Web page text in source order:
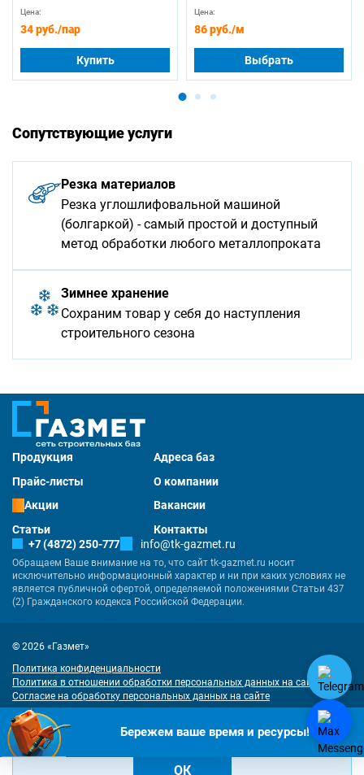
Цена:
34 руб./пар
Купить
Цена:
86 руб./м
Выбрать
Сопутствующие услуги
Резка материалов
Резка углошлифовальной машиной
(болгаркой) - самый простой и доступный
метод обработки любого металлопроката
Зимнее хранение
Сохраним товар у себя до наступления
строительного сезона
Продукция
Адреса баз
Прайс-листы
О компании
Акции
Вакансии
Статьи
Контакты
+7 (4872) 250-777
info@tk-gazmet.ru
Обращаем Ваше внимание на то, что сайт tk-gazmet.ru носит
исключительно информационный характер и ни при каких условиях не
является публичной офертой, определяемой положениями Статьи 437
(2) Гражданского кодекса Российской Федерации.
© 2026 «Газмет»
Политика конфиденциальности
Политика в отношении обработки персональных данных на сайте
Согласие на обработку персональных данных на сайте
Разработка продвижение сайта— «Имиджмарк»
"Наш сайт использует куки. Продолжая им пользоваться, вы соглашаетесь
на обработку персональных данных в соответствии сполитикой
конфиденциальности
ОК
Бережем ваше время и ресурсы!